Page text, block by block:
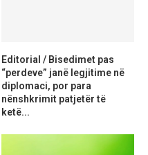
Editorial / Bisedimet pas
“perdeve” janë legjitime në
diplomaci, por para
nënshkrimit patjetër të
ketë...